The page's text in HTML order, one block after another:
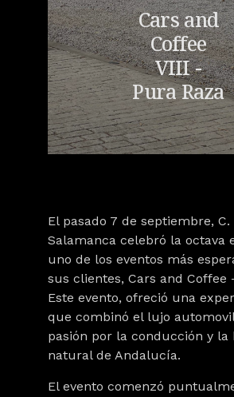
Cars and
Coffee
VIII -
Pura Raza
El pasado 7 de septiembre, C.
Salamanca celebró la octava
uno de los eventos más
sus clientes, Cars and Coffee
Este evento, ofreció una
que combinó el lujo
pasión por la conducción y la
natural de Andalucía.
El evento comenzó